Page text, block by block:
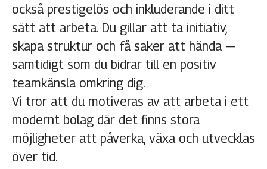
också prestigelös och inkluderande i ditt
sätt att arbeta. Du gillar att ta initiativ,
skapa struktur och få saker att hända —
samtidigt som du bidrar till en positiv
teamkänsla omkring dig.
Vi tror att du motiveras av att arbeta i ett
modernt bolag där det finns stora
möjligheter att påverka, växa och utvecklas
över tid.